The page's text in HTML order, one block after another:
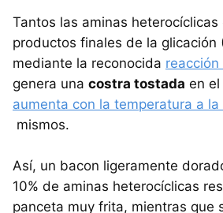
Tantos las aminas heterocíclicas
productos finales de la glicación
mediante la reconocida
genera una costra tostada en el
aumenta con la temperatura a la
mismos.
Así, un bacon ligeramente
10% de aminas heterocíclicas
panceta muy frita, mientras que